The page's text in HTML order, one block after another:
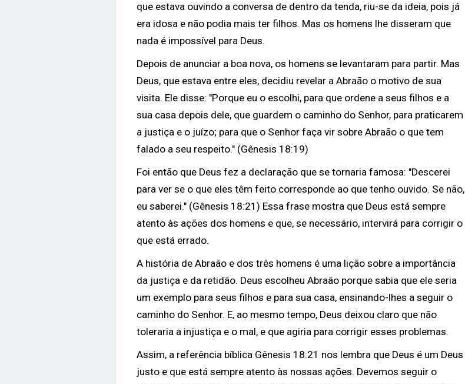
que estava ouvindo a conversa de dentro da tenda, riu-se da ideia, pois já
era idosa e não podia mais ter filhos. Mas os homens lhe disseram que
nada é impossível para Deus.
Depois de anunciar a boa nova, os homens se levantaram para partir. Mas
Deus, que estava entre eles, decidiu revelar a Abraão o motivo de sua
visita. Ele disse: "Porque eu o escolhi, para que ordene a seus filhos e a
sua casa depois dele, que guardem o caminho do Senhor, para praticarem
a justiça e o juízo; para que o Senhor faça vir sobre Abraão o que tem
falado a seu respeito." (Gênesis 18:19)
Foi então que Deus fez a declaração que se tornaria famosa: "Descerei
para ver se o que eles têm feito corresponde ao que tenho ouvido. Se não,
eu saberei." (Gênesis 18:21) Essa frase mostra que Deus está sempre
atento às ações dos homens e que, se necessário, intervirá para corrigir o
que está errado.
A história de Abraão e dos três homens é uma lição sobre a importância
da justiça e da retidão. Deus escolheu Abraão porque sabia que ele seria
um exemplo para seus filhos e para sua casa, ensinando-lhes a seguir o
caminho do Senhor. E, ao mesmo tempo, Deus deixou claro que não
toleraria a injustiça e o mal, e que agiria para corrigir esses problemas.
Assim, a referência bíblica Gênesis 18:21 nos lembra que Deus é um Deus
justo e que está sempre atento às nossas ações. Devemos seguir o